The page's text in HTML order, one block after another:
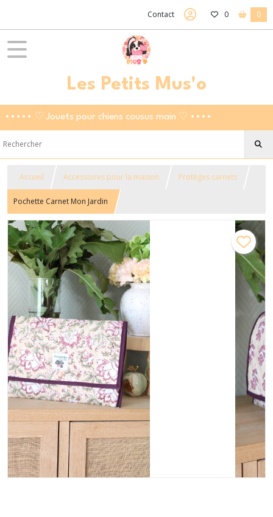
Contact 0 0
Les Petits Mus'o
••••• ♡ Jouets pour chiens cousus main ♡ ••••
Accueil Accessoires pour la maison Protèges carnets
Pochette Carnet Mon Jardin